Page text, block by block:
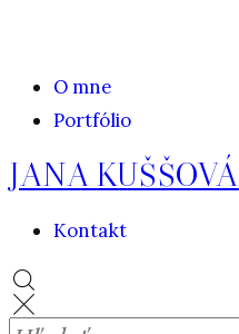
O mne
Portfólio
JANA KUŠŠOVÁ
Kontakt